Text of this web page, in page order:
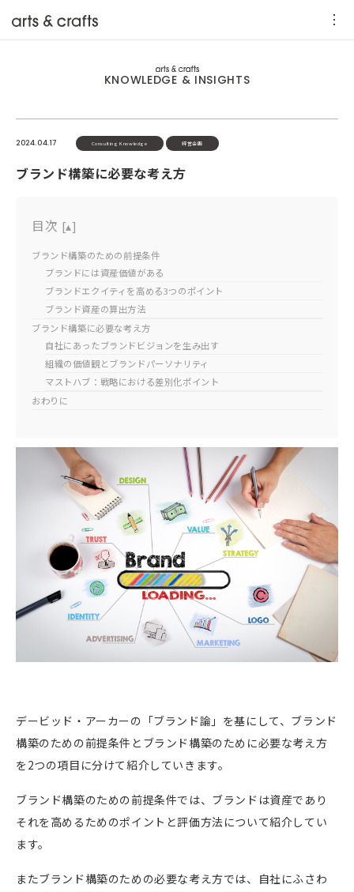
KNOWLEDGE & INSIGHTS
2024.04.17 Consulting Knowledge 経営企画
ブランド構築に必要な考え方
目次 [▴]
ブランド構築のための前提条件
ブランドには資産価値がある
ブランドエクイティを高める3つのポイント
ブランド資産の算出方法
ブランド構築に必要な考え方
自社にあったブランドビジョンを生み出す
組織の価値観とブランドパーソナリティ
マストハブ：戦略における差別化ポイント
おわりに
デービッド・アーカーの「ブランド論」を基にして、ブランド
構築のための前提条件とブランド構築のために必要な考え方
を2つの項目に分けて紹介していきます。
ブランド構築のための前提条件では、ブランドは資産であり
それを高めるためのポイントと評価方法について紹介してい
ます。
またブランド構築のための必要な考え方では、自社にふさわ